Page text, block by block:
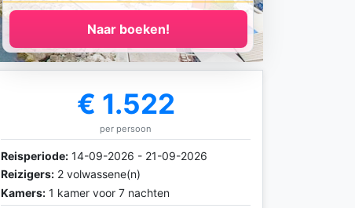
Naar boeken!
€ 1.522
per persoon
Reisperiode: 14-09-2026 - 21-09-2026
Reizigers: 2 volwassene(n)
Kamers: 1 kamer voor 7 nachten